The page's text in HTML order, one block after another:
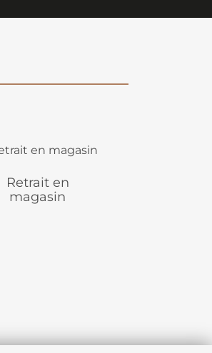
Retrait en
magasin